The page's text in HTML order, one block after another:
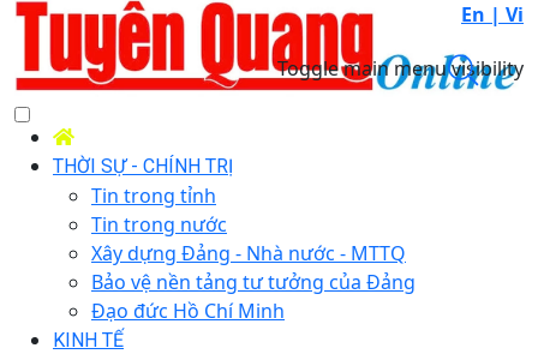
En | Vi
Toggle main menu visibility
THỜI SỰ - CHÍNH TRỊ
Tin trong tỉnh
Tin trong nước
Xây dựng Đảng - Nhà nước - MTTQ
Bảo vệ nền tảng tư tưởng của Đảng
Đạo đức Hồ Chí Minh
KINH TẾ